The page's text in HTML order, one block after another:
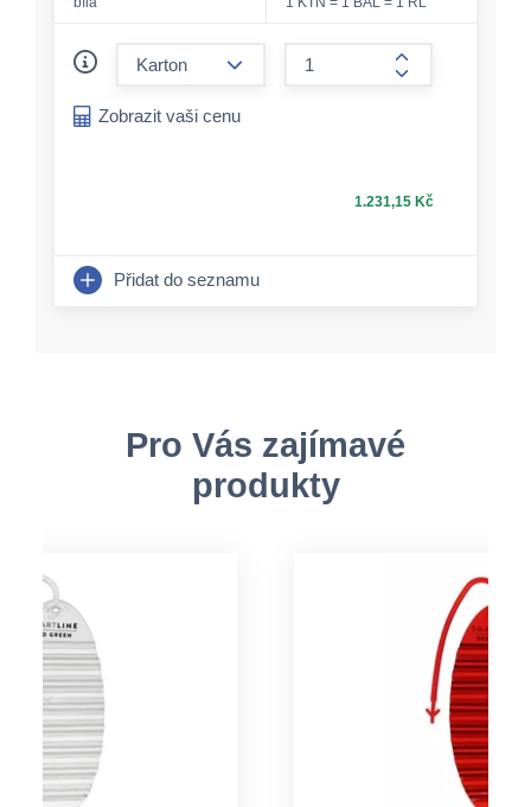
form.increase-
Zobrazit vaši cenu
1.231,15 Kč
Přidat do seznamu
Pro Vás zajímavé
produkty